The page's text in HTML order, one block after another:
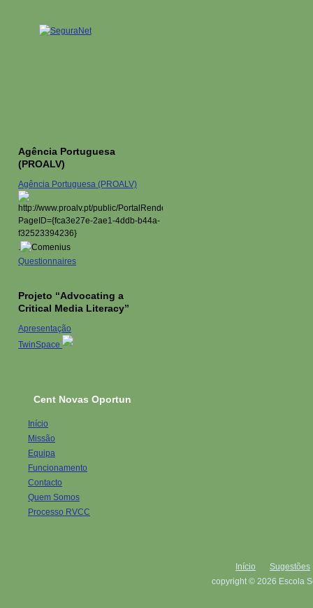
Agência Portuguesa
(PROALV)
Agência Portuguesa (PROALV)
.
Questionnaires
Projeto “Advocating a
Critical Media Literacy”
Apresentação
TwinSpace
Cent Novas Oportun
Início
Missão
Equipa
Funcionamento
Contacto
Quem Somos
Processo RVCC
Início
Sugestões
copyright © 2026 Escola